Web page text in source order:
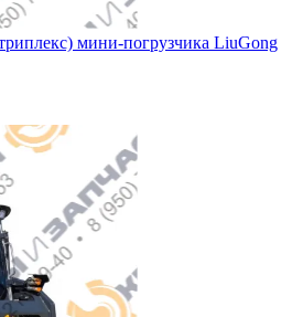
мини-погрузчика LiuGong